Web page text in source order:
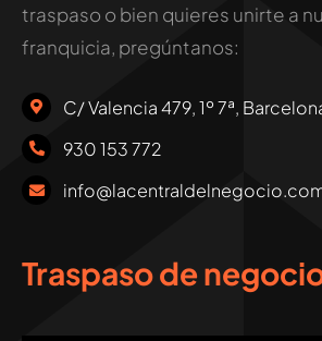
traspaso o bien quieres unirte a
franquicia, pregúntanos:
C/ Valencia 479, 1º 7ª,
930 153 772
Traspaso de